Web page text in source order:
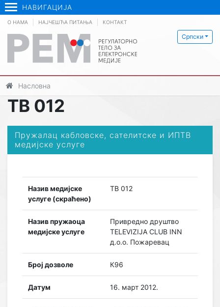
НАВИГАЦИЈА
Српски
О НАМА НАЈЧЕШЋА ПИТАЊА КОНТАКТ
Насловна
ТВ 012
Пружалац кабловске, сателитске и ИПТВ
медијске услуге
Назив медијске
услуге (скраћено)
ТВ 012
Назив пружаоца
медијске услуге
Привредно друштво
TELEVIZIJA CLUB INN
д.о.о. Пожаревац
Број дозволе К96
Датум 16. март 2012.